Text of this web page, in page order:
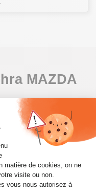
MAZDA
essentielle du
Il s'agit du
rotor, les
joue un rôle
du
et l'efficacité
état est